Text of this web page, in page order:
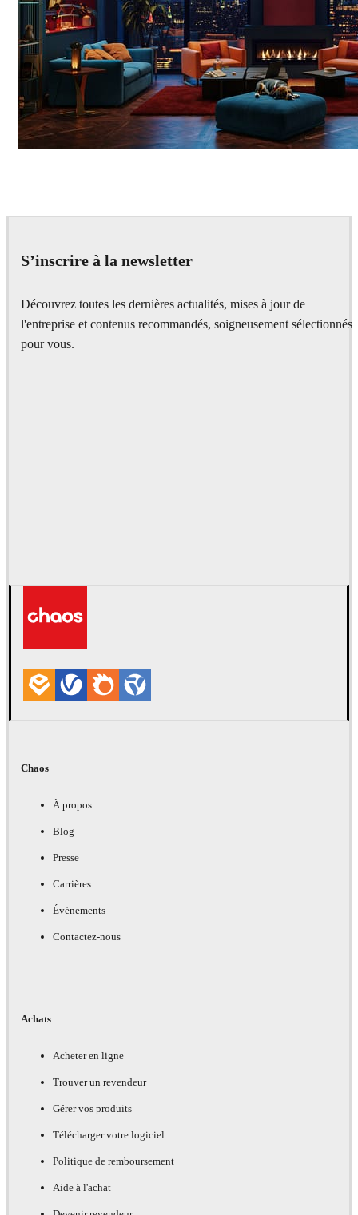
S’inscrire à la newsletter
Découvrez toutes les dernières actualités, mises à jour de
l'entreprise et contenus recommandés, soigneusement sélectionnés
pour vous.
Chaos
À propos
Blog
Presse
Carrières
Événements
Contactez-nous
Achats
Acheter en ligne
Trouver un revendeur
Gérer vos produits
Télécharger votre logiciel
Politique de remboursement
Aide à l'achat